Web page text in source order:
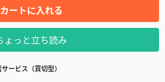
カートに入れる
ょっと立ち読み
ービス（買切型）